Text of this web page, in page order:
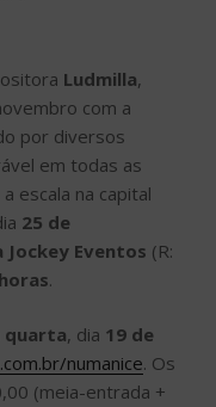
Ludmilla,
com a
por diversos
em todas as
a escala na capital
25 de
Jockey Eventos (R:
.
quarta, dia 19 de
numanice. Os
(meia-entrada +